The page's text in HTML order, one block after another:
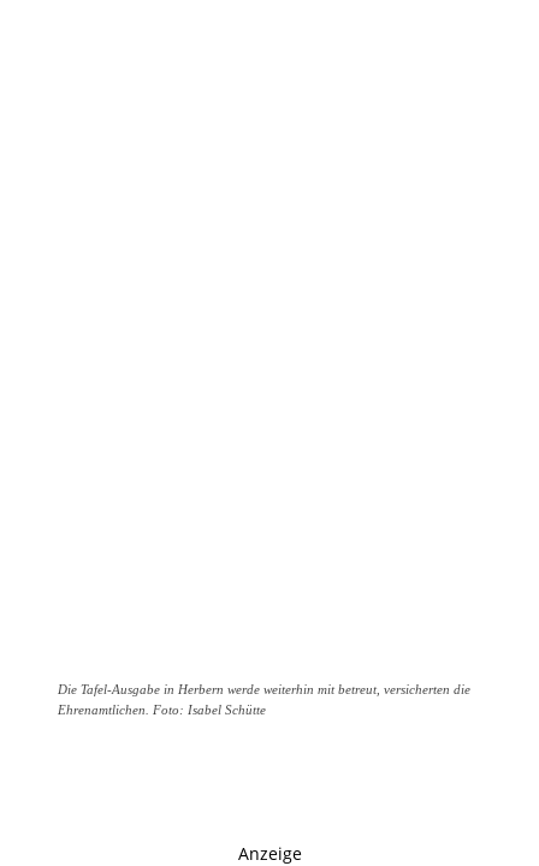
Die Tafel-Ausgabe in Herbern werde weiterhin mit betreut, versicherten die
Ehrenamtlichen. Foto: Isabel Schütte
Anzeige